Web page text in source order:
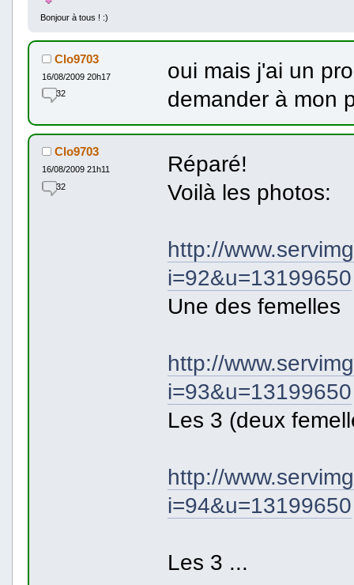
Bonjour à tous ! :)
Clo9703
16/08/2009 20h17
32
oui mais j'ai un
demander à mon
Clo9703
16/08/2009 21h11
32
Réparé!
Voilà les photos:
http://
i=92&u=13199650
Une des femelles
http://
i=93&u=13199650
Les 3 (deux
http://
i=94&u=13199650
Les 3 ...